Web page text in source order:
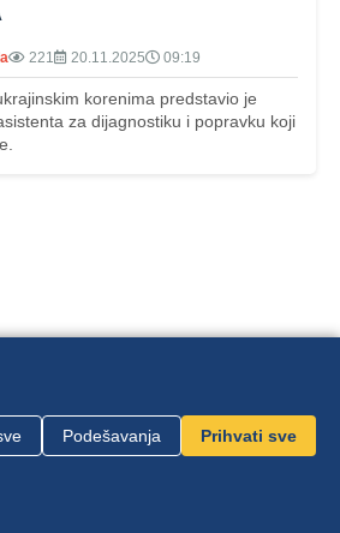
221 20.11.2025 09:19
korenima predstavio je
za dijagnostiku i popravku koji
| Politika privatnosti
Podešavanja Prihvati sve